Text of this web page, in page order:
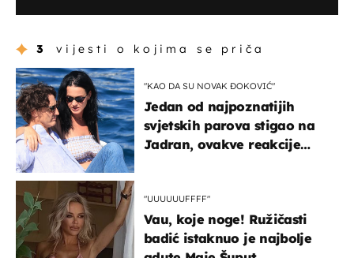
3 vijesti o kojima se priča
"KAO DA SU NOVAK ĐOKOVIĆ"
Jedan od najpoznatijih
svjetskih parova stigao na
Jadran, ovakve reakcije
"UUUUUUFFFF"
Vau, koje noge! Ružičasti
badić istaknuo je najbolje